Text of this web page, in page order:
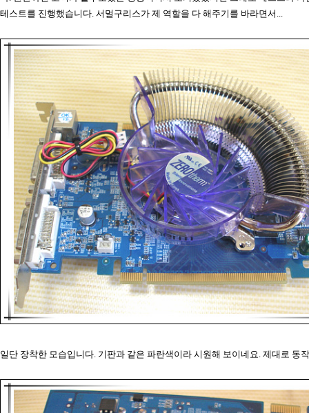
테스트를 진행했습니다. 서멀구리스가 제 역할을 다 해주기를 바라면서...
일단 장착한 모습입니다. 기판과 같은 파란색이라 시원해 보이네요. 제대로 동